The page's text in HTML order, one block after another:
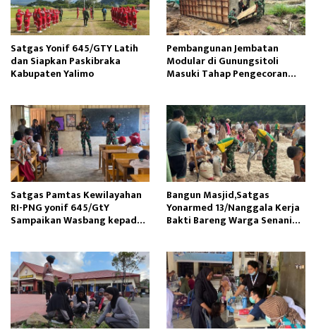
Satgas Yonif 645/GTY Latih
dan Siapkan Paskibraka
Kabupaten Yalimo
Pembangunan Jembatan
Modular di Gunungsitoli
Masuki Tahap Pengecoran
Satgas Pamtas Kewilayahan
RI-PNG yonif 645/GtY
Sampaikan Wasbang kepada
Bangun Masjid,Satgas
Yonarmed 13/Nanggala Kerja
Bakti Bareng Warga Senaning